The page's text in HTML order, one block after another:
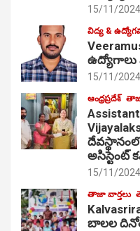
15/11/2024
విద్య &
ఉద్యోగాలు
15/11/2024
ఆంధ్రప్రదేశ్ తాజా
అసిస్టెంట్
15/11/2024
తాజా వార్తలు
బాలల